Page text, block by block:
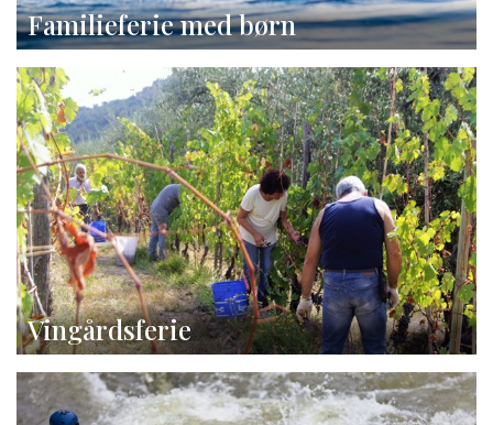
Familieferie med børn
Vingårdsferie